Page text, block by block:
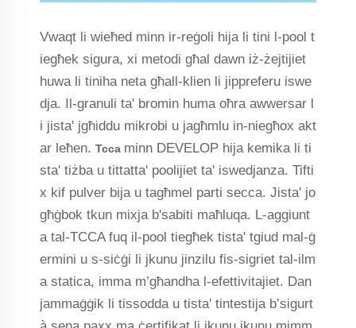
Vwaqt li wieħed minn ir-reġoli hija li tini l-pool t
iegħek sigura, xi metodi għal dawn iż-żejtijiet
huwa li tiniha neta għall-klien li jippreferu iswe
dja. Il-granuli ta' bromin huma oħra awwersar l
i jista' jgħiddu mikrobi u jagħmlu in-niegħox akt
ar leħen. Tcca minn DEVELOP hija kemika li ti
sta' tiżba u tittatta' poolijiet ta' iswedjanza. Tifti
x kif pulver bija u tagħmel parti secca. Jista' jo
għġbok tkun mixja b'sabiti maħluqa. L-aggiunt
a tal-TCCA fuq il-pool tiegħek tista' tgiud mal-ġ
ermini u s-siċġi li jkunu jinzilu fis-sigriet tal-ilm
a statica, imma m’għandha l-efettivitajiet. Dan
jammaġġik li tissodda u tista' tintestija b’sigurt